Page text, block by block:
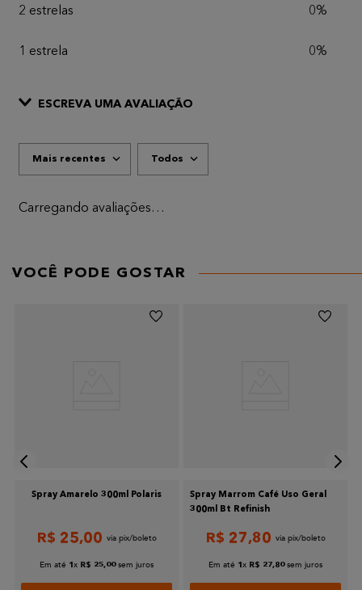
2 estrelas 0%
1 estrela 0%
ESCREVA UMA AVALIAÇÃO
★ ★★★★
Enviar avaliação
Mais recentes Todos
Carregando avaliações…
VOCÊ PODE GOSTAR
Spray Amarelo 300ml Polaris
R$ 25,00
Em até 1 x R$ 25,00 sem juros
Spray Marrom Café Uso Geral
300ml Bt Refinish
R$ 27,80
Em até 1 x R$ 27,80 sem juros